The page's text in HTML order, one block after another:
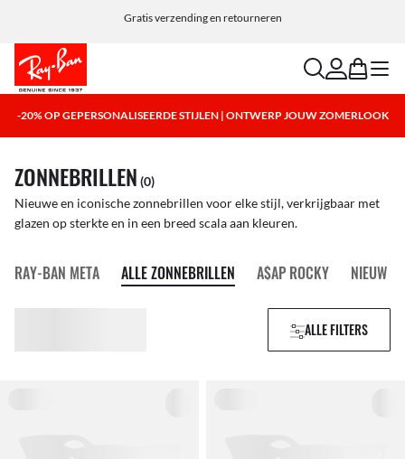
Gratis verzending en retourneren
Personaliseer je zonnebril en voeg gratis een gravure toe
searchaccount
bag menu
-20% OP GEPERSONALISEERDE STIJLEN | ONTWERP JOUW ZOMERLOOK
ZONNEBRILLEN (0)
Nieuwe en iconische zonnebrillen voor elke stijl, verkrijgbaar met
glazen op sterkte en in een breed scala aan kleuren.
RAY-BAN META ALLE ZONNEBRILLEN A$AP ROCKY NIEUW
ALLE FILTERS